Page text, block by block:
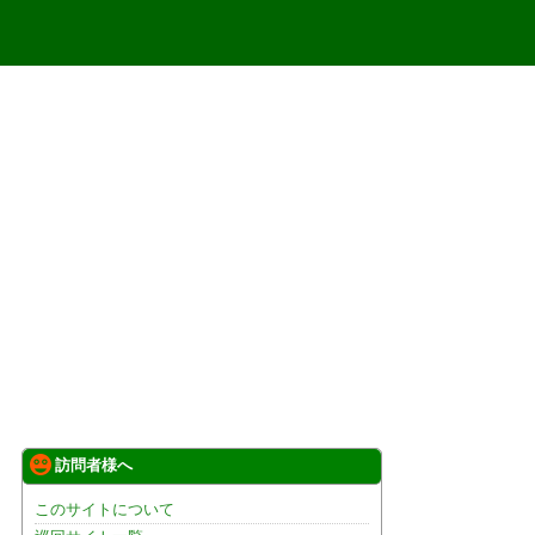
訪問者様へ
このサイトについて